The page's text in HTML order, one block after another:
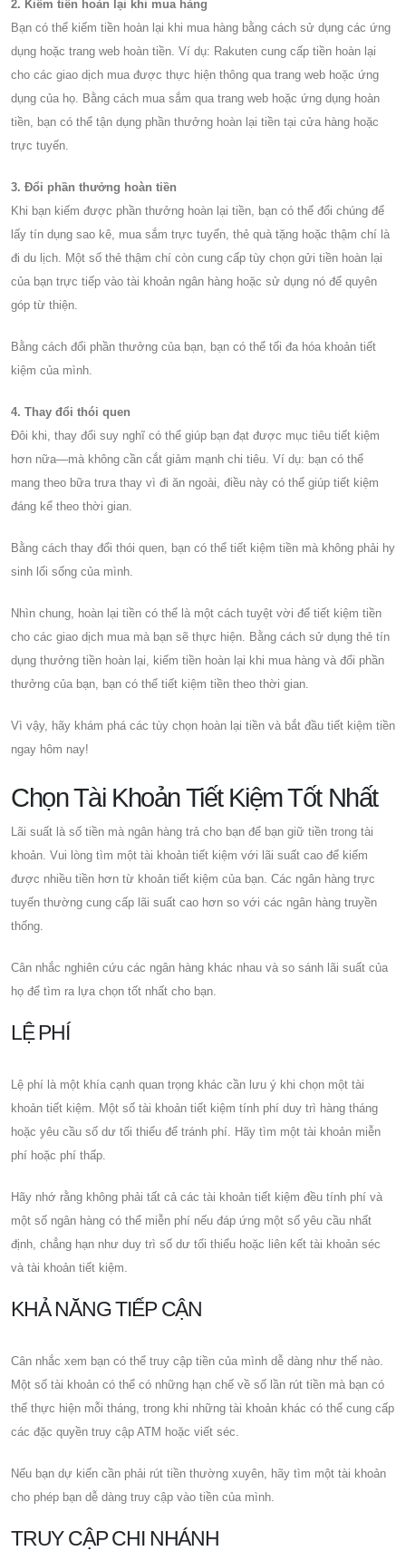
2. Kiếm tiền hoàn lại khi mua hàng
Bạn có thể kiếm tiền hoàn lại khi mua hàng bằng cách sử dụng các ứng
dụng hoặc trang web hoàn tiền. Ví dụ: Rakuten cung cấp tiền hoàn lại
cho các giao dịch mua được thực hiện thông qua trang web hoặc ứng
dụng của họ. Bằng cách mua sắm qua trang web hoặc ứng dụng hoàn
tiền, bạn có thể tận dụng phần thưởng hoàn lại tiền tại cửa hàng hoặc
trực tuyến.
3. Đổi phần thưởng hoàn tiền
Khi bạn kiếm được phần thưởng hoàn lại tiền, bạn có thể đổi chúng để
lấy tín dụng sao kê, mua sắm trực tuyến, thẻ quà tặng hoặc thậm chí là
đi du lịch. Một số thẻ thậm chí còn cung cấp tùy chọn gửi tiền hoàn lại
của bạn trực tiếp vào tài khoản ngân hàng hoặc sử dụng nó để quyên
góp từ thiện.
Bằng cách đổi phần thưởng của bạn, bạn có thể tối đa hóa khoản tiết
kiệm của mình.
4. Thay đổi thói quen
Đôi khi, thay đổi suy nghĩ có thể giúp bạn đạt được mục tiêu tiết kiệm
hơn nữa—mà không cần cắt giảm mạnh chi tiêu. Ví dụ: bạn có thể
mang theo bữa trưa thay vì đi ăn ngoài, điều này có thể giúp tiết kiệm
đáng kể theo thời gian.
Bằng cách thay đổi thói quen, bạn có thể tiết kiệm tiền mà không phải hy
sinh lối sống của mình.
Nhìn chung, hoàn lại tiền có thể là một cách tuyệt vời để tiết kiệm tiền
cho các giao dịch mua mà bạn sẽ thực hiện. Bằng cách sử dụng thẻ tín
dụng thưởng tiền hoàn lại, kiếm tiền hoàn lại khi mua hàng và đổi phần
thưởng của bạn, bạn có thể tiết kiệm tiền theo thời gian.
Vì vậy, hãy khám phá các tùy chọn hoàn lại tiền và bắt đầu tiết kiệm tiền
ngay hôm nay!
Chọn Tài Khoản Tiết Kiệm Tốt Nhất
Lãi suất là số tiền mà ngân hàng trả cho bạn để bạn giữ tiền trong tài
khoản. Vui lòng tìm một tài khoản tiết kiệm với lãi suất cao để kiếm
được nhiều tiền hơn từ khoản tiết kiệm của bạn. Các ngân hàng trực
tuyến thường cung cấp lãi suất cao hơn so với các ngân hàng truyền
thống.
Cân nhắc nghiên cứu các ngân hàng khác nhau và so sánh lãi suất của
họ để tìm ra lựa chọn tốt nhất cho bạn.
LỆ PHÍ
Lệ phí là một khía cạnh quan trọng khác cần lưu ý khi chọn một tài
khoản tiết kiệm. Một số tài khoản tiết kiệm tính phí duy trì hàng tháng
hoặc yêu cầu số dư tối thiểu để tránh phí. Hãy tìm một tài khoản miễn
phí hoặc phí thấp.
Hãy nhớ rằng không phải tất cả các tài khoản tiết kiệm đều tính phí và
một số ngân hàng có thể miễn phí nếu đáp ứng một số yêu cầu nhất
định, chẳng hạn như duy trì số dư tối thiểu hoặc liên kết tài khoản séc
và tài khoản tiết kiệm.
KHẢ NĂNG TIẾP CẬN
Cân nhắc xem bạn có thể truy cập tiền của mình dễ dàng như thế nào.
Một số tài khoản có thể có những hạn chế về số lần rút tiền mà bạn có
thể thực hiện mỗi tháng, trong khi những tài khoản khác có thể cung cấp
các đặc quyền truy cập ATM hoặc viết séc.
Nếu bạn dự kiến ​​cần phải rút tiền thường xuyên, hãy tìm một tài khoản
cho phép bạn dễ dàng truy cập vào tiền của mình.
TRUY CẬP CHI NHÁNH